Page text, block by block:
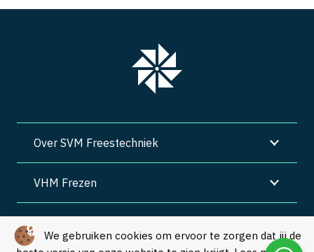
We gebruiken cookies om ervoor te zorgen dat jij de
Over SVM Freestechniek
VHM Frezen